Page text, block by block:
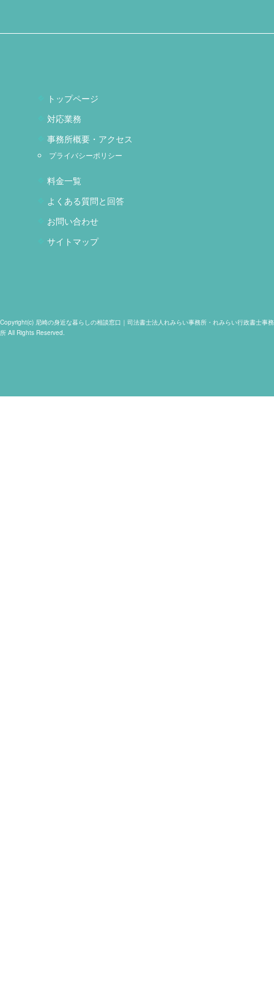
トップページ
対応業務
事務所概要・アクセス
プライバシーポリシー
料金一覧
よくある質問と回答
お問い合わせ
サイトマップ
Copyright(c) 尼崎の身近な暮らしの相談窓口｜司法書士法人れみらい事務所・れみらい行政書士事務
所 All Rights Reserved.